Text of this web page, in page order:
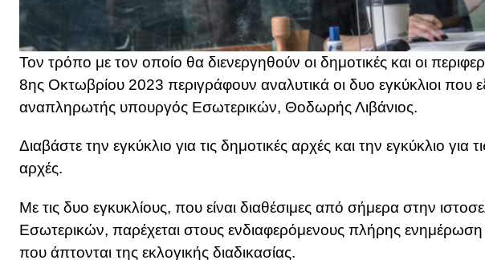
Τον τρόπο με τον οποίο θα διενεργηθούν οι δημοτικές και οι
8ης Οκτωβρίου 2023 περιγράφουν αναλυτικά οι δυο εγκύκλιοι που
αναπληρωτής υπουργός Εσωτερικών, Θοδωρής Λιβάνιος.
Διαβάστε την εγκύκλιο για τις δημοτικές αρχές και την εγκύκλιο για
αρχές.
Με τις δυο εγκυκλίους, που είναι διαθέσιμες από σήμερα στην
Εσωτερικών, παρέχεται στους ενδιαφερόμενους πλήρης ενημέρωση
που άπτονται της εκλογικής διαδικασίας.